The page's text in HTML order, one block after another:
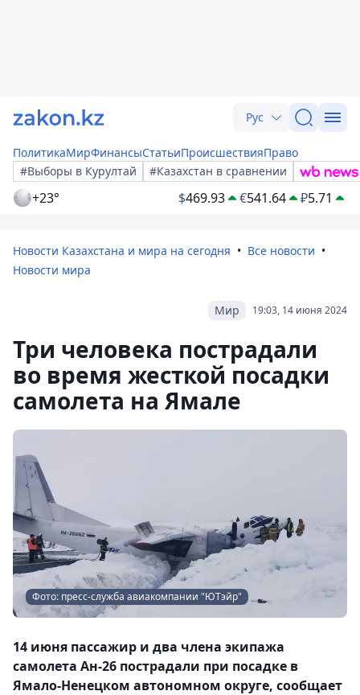
Рус
ПолитикаМирФинансыСтатьиПроисшествияПраво
#Выборы в Курултай
#Казахстан в сравнении
+23° $469.93 €541.64 ₽5.71
Новости Казахстана и мира на сегодня
Все новости
Новости мира
19:03, 14 июня 2024
Мир
Три человека пострадали
во время жесткой посадки
самолета на Ямале
Фото: пресс-служба авиакомпании "ЮТэйр"
14 июня пассажир и два члена экипажа
самолета Ан-26 пострадали при посадке в
Ямало-Ненецком автономном округе, сообщает